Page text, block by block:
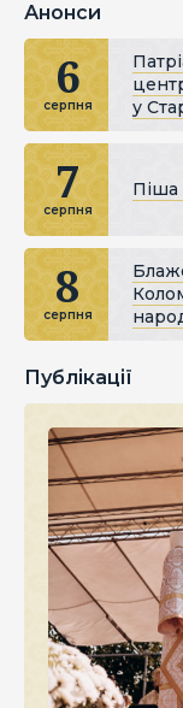
Анонси
6
серпня
у
7
серпня
Піша
8
серпня
Публікації